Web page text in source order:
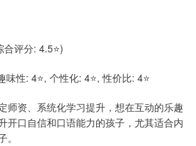
评分: 4.5⭐)
味性: 4⭐, 个性化: 4⭐, 性价比: 4⭐
师资、系统化学习提升，想在互动的乐趣
开口自信和口语能力的孩子，尤其适合内